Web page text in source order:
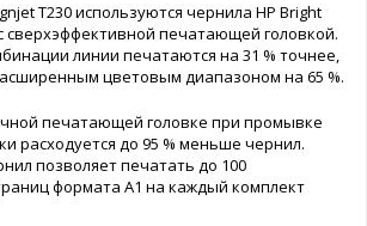
T230 используются чернила HP Bright
сверхэффективной печатающей головкой.
линии печатаются на 31 % точнее,
цветовым диапазоном на 65 %.
печатающей головке при промывке
расходуется до 95 % меньше чернил.
позволяет печатать до 100
формата A1 на каждый комплект